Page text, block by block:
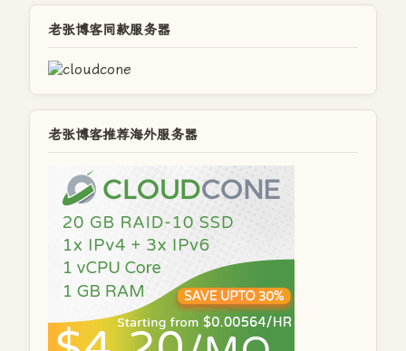
老张博客同款服务器
老张博客推荐海外服务器